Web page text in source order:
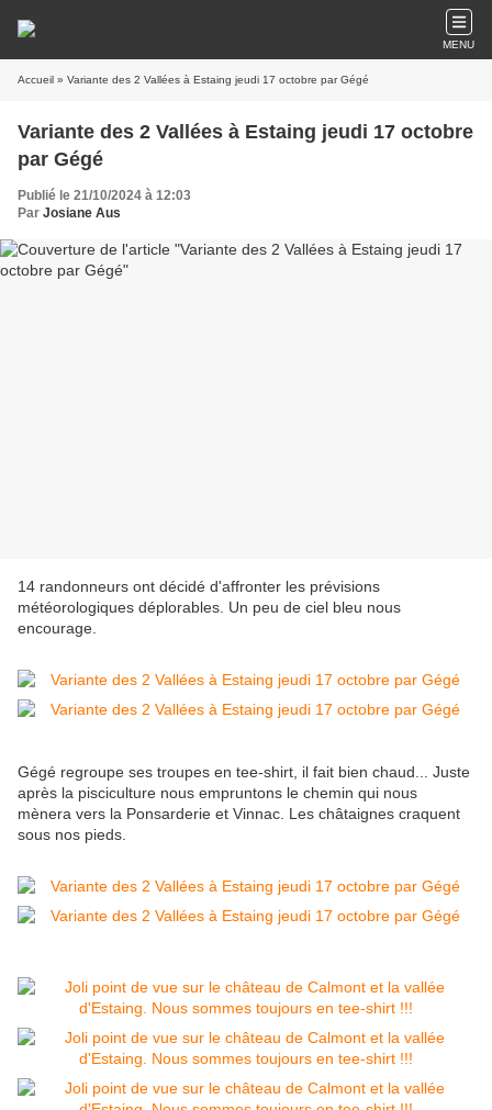
MENU
Accueil » Variante des 2 Vallées à Estaing jeudi 17 octobre par Gégé
Variante des 2 Vallées à Estaing jeudi 17 octobre
par Gégé
Publié le 21/10/2024 à 12:03
Par Josiane Aus
14 randonneurs ont décidé d'affronter les prévisions
météorologiques déplorables. Un peu de ciel bleu nous
encourage.
Gégé regroupe ses troupes en tee-shirt, il fait bien chaud... Juste
après la pisciculture nous empruntons le chemin qui nous
mènera vers la Ponsarderie et Vinnac. Les châtaignes craquent
sous nos pieds.